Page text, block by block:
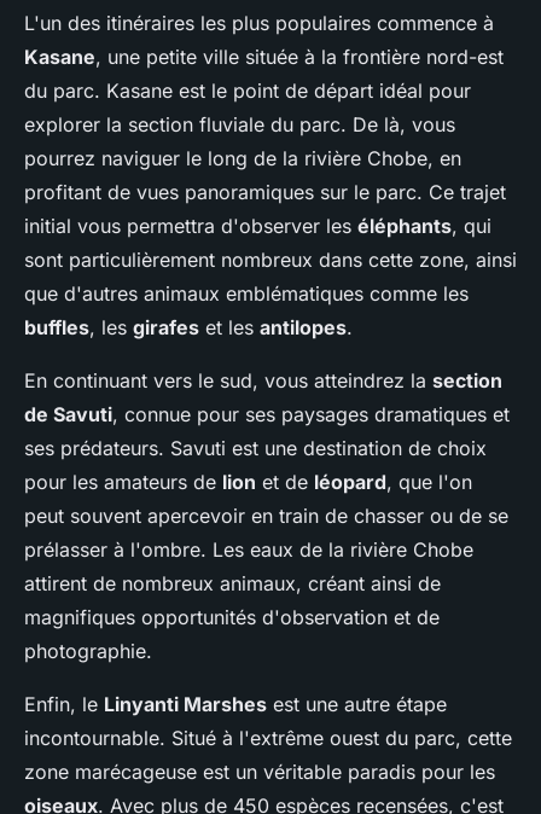
L'un des itinéraires les plus populaires commence à
Kasane, une petite ville située à la frontière nord-est
du parc. Kasane est le point de départ idéal pour
explorer la section fluviale du parc. De là, vous
pourrez naviguer le long de la rivière Chobe, en
profitant de vues panoramiques sur le parc. Ce trajet
initial vous permettra d'observer les éléphants, qui
sont particulièrement nombreux dans cette zone, ainsi
que d'autres animaux emblématiques comme les
buffles, les girafes et les antilopes.
En continuant vers le sud, vous atteindrez la section
de Savuti, connue pour ses paysages dramatiques et
ses prédateurs. Savuti est une destination de choix
pour les amateurs de lion et de léopard, que l'on
peut souvent apercevoir en train de chasser ou de se
prélasser à l'ombre. Les eaux de la rivière Chobe
attirent de nombreux animaux, créant ainsi de
magnifiques opportunités d'observation et de
photographie.
Enfin, le Linyanti Marshes est une autre étape
incontournable. Situé à l'extrême ouest du parc, cette
zone marécageuse est un véritable paradis pour les
oiseaux. Avec plus de 450 espèces recensées, c'est